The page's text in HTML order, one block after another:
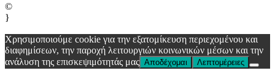
©
}
Χρησιμοποιούμε cookie για την εξατομίκευση περιεχομένου και
διαφημίσεων, την παροχή λειτουργιών κοινωνικών μέσων και την
ανάλυση της επισκεψιμότητάς μας Αποδέχομαι Λεπτομέρειες